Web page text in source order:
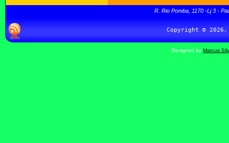
R. Rio Pomba, 1170 -Lj 3 -
Designed by Marcus